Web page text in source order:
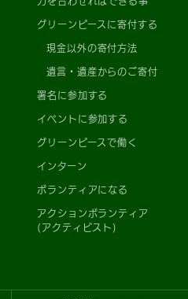
グリーンピースに寄付する
現金以外の寄付方法
遺言・遺産からのご寄付
署名に参加する
イベントに参加する
グリーンピースで働く
インターン
ボランティアになる
アクションボランティア
(アクティビスト)